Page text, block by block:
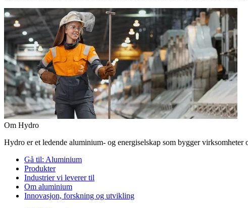
Om Hydro
Hydro er et ledende aluminium- og energiselskap som bygger
Gå til: Aluminium
Produkter
Industrier vi leverer til
Om aluminium
Innovasjon, forskning og utvikling